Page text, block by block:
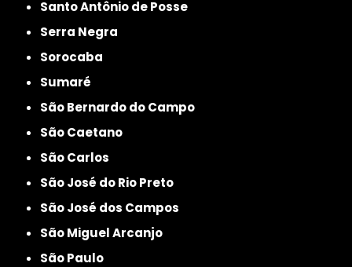
Santo Antônio de Posse
Serra Negra
Sorocaba
Sumaré
São Bernardo do Campo
São Caetano
São Carlos
São José do Rio Preto
São José dos Campos
São Miguel Arcanjo
São Paulo